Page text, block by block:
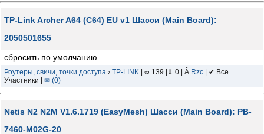
TP-Link Archer A64 (C64) EU v1 Шасси (Main Board):
2050501655
сбросить по умолчанию
Роутеры, свичи, точки доступа › TP-LINK | ∞ 139 |⇓ 0 | Â Rzc | ✔ Все
Участники | ✉ (0)
Netis N2 N2M V1.6.1719 (EasyMesh) Шасси (Main Board): PB-
7460-M02G-20